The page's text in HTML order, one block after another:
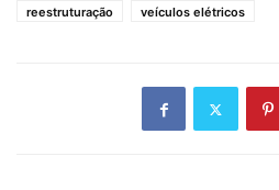
reestruturação
veículos elétricos